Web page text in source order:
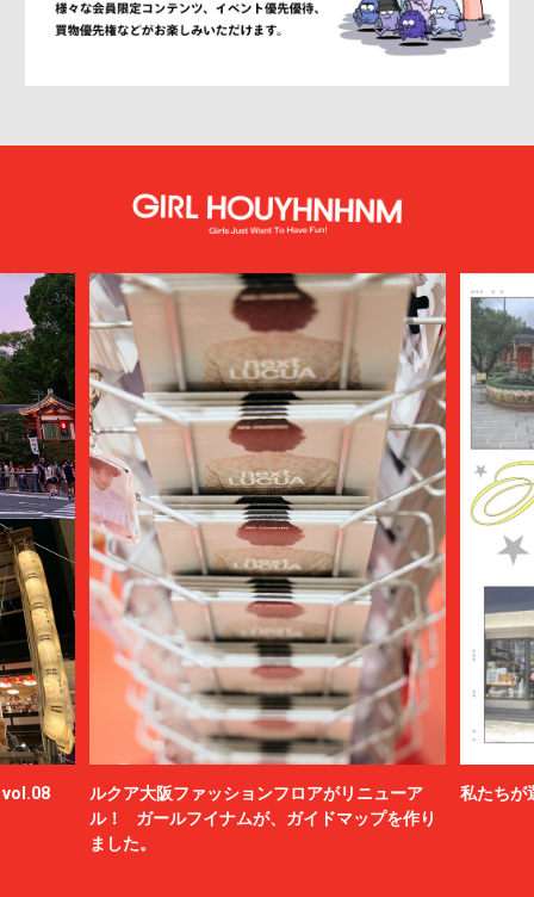
vol.08
ルクア大阪ファッションフロアがリニューア
ル！ ガールフイナムが、ガイドマップを作り
ました。
私たちが